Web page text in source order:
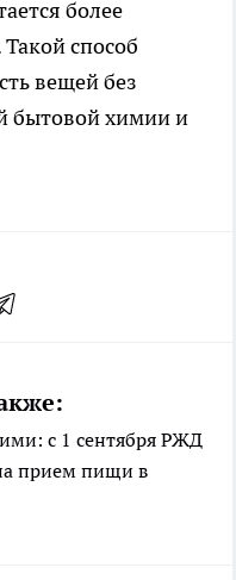
более
способ
вещей без
бытовой химии и
с 1 сентября РЖД
прием пищи в